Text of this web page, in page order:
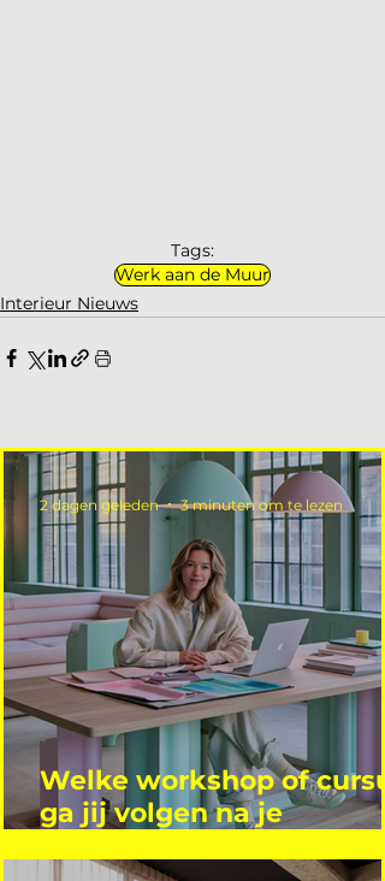
Tags:
Werk aan de Muur
Interieur Nieuws
Welke workshop of
ga jij volgen na je
2 dagen geleden 3 minuten om te lezen